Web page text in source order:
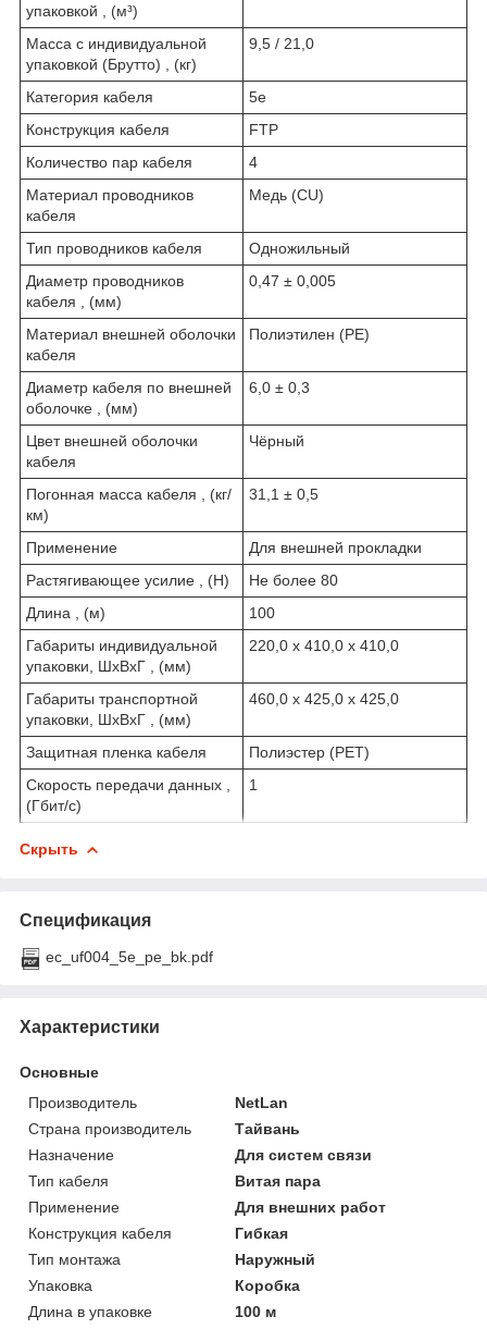
упаковкой , (м³)
Масса с индивидуальной
упаковкой (Брутто) , (кг)
9,5 / 21,0
Категория кабеля
5е
Конструкция кабеля
FTP
Количество пар кабеля
4
Материал проводников
кабеля
Медь (CU)
Тип проводников кабеля
Одножильный
Диаметр проводников
кабеля , (мм)
0,47 ± 0,005
Материал внешней оболочки
кабеля
Полиэтилен (PE)
Диаметр кабеля по внешней
оболочке , (мм)
6,0 ± 0,3
Цвет внешней оболочки
кабеля
Чёрный
Погонная масса кабеля , (кг/
км)
31,1 ± 0,5
Применение
Для внешней прокладки
Растягивающее усилие , (H)
Не более 80
Длина , (м)
100
Габариты индивидуальной
упаковки, ШхВхГ , (мм)
220,0 x 410,0 x 410,0
Габариты транспортной
упаковки, ШхВхГ , (мм)
460,0 x 425,0 x 425,0
Защитная пленка кабеля
Полиэстер (PET)
Скорость передачи данных ,
(Гбит/с)
1
Скрыть
Спецификация
ec_uf004_5e_pe_bk.pdf
Характеристики
Основные
Производитель
NetLan
Страна производитель
Тайвань
Назначение
Для систем связи
Тип кабеля
Витая пара
Применение
Для внешних работ
Конструкция кабеля
Гибкая
Тип монтажа
Наружный
Упаковка
Коробка
Длина в упаковке
100 м